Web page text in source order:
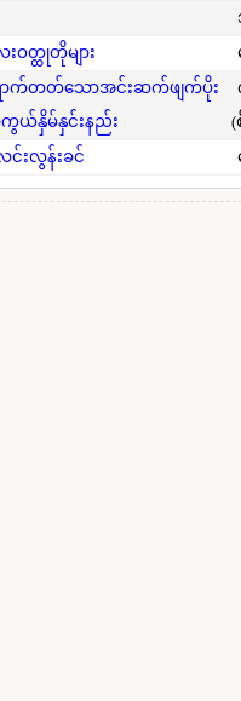
ဝတ္ထုတိုများ
ာက်တတ်သောအင်းဆက်ဖျက်ပိုး
ာကွယ်နှိမ်နှင်းနည်း
(
င်းလွန်းခင်